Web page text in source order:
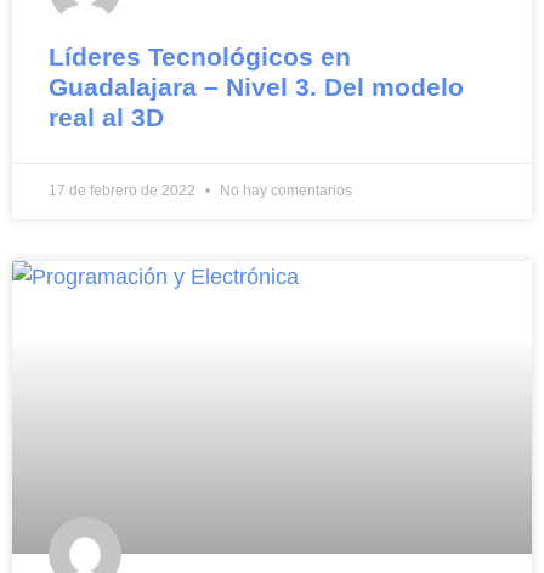
Líderes Tecnológicos en
Guadalajara – Nivel 3. Del modelo
real al 3D
17 de febrero de 2022 No hay comentarios